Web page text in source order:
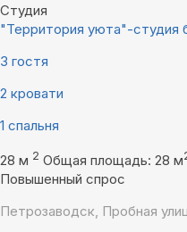
Студия
"Территория уюта"-студия
3 гостя
2 кровати
1 спальня
28 м 2 Общая площадь: 28 м
Повышенный спрос
Петрозаводск, Пробная